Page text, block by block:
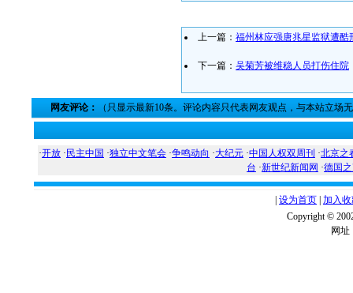
上一篇： 福州林应强唐兆星监狱遭酷
下一篇： 吴菊芳被维稳人员打伤住院
网友评论： （只显示最新10条。评论内容只代表网友观点，与本站立场
·开放 · 民主中国 ·独立中文笔会 ·争鸣动向 ·大纪元 ·中国人权双周刊 ·北京之
台 ·新世纪新闻网 ·德国
设为首页 加入
Copyright ©
网址